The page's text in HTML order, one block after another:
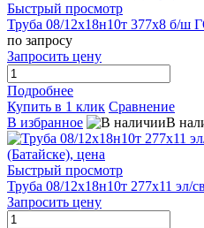
Быстрый просмотр
Труба 08/12х18н10т 377х8 б/ш
по запросу
Запросить цену
Подробнее
Купить в 1 клик Сравнение
В избранное
В
Быстрый просмотр
Труба 08/12х18н10т 277х11 эл/св
Запросить цену